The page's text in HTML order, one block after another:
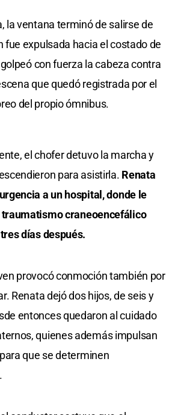
la ventana terminó de salirse de
fue expulsada hacia el costado de
con fuerza la cabeza contra
que quedó registrada por el
del propio ómnibus.
el chofer detuvo la marcha y
para asistirla. Renata
a un hospital, donde le
craneoencefálico
días después.
provocó conmoción también por
Renata dejó dos hijos, de seis y
entonces quedaron al cuidado
quienes además impulsan
que se determinen